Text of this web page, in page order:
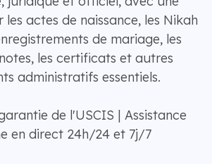
actes de naissance, les Nikah
de mariage, les
les certificats et autres
administratifs essentiels.
de l'USCIS | Assistance
en direct 24h/24 et 7j/7